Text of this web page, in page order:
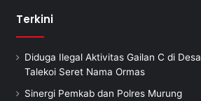
Terkini
Diduga Ilegal Aktivitas Gailan C di Desa
Talekoi Seret Nama Ormas
Sinergi Pemkab dan Polres Murung